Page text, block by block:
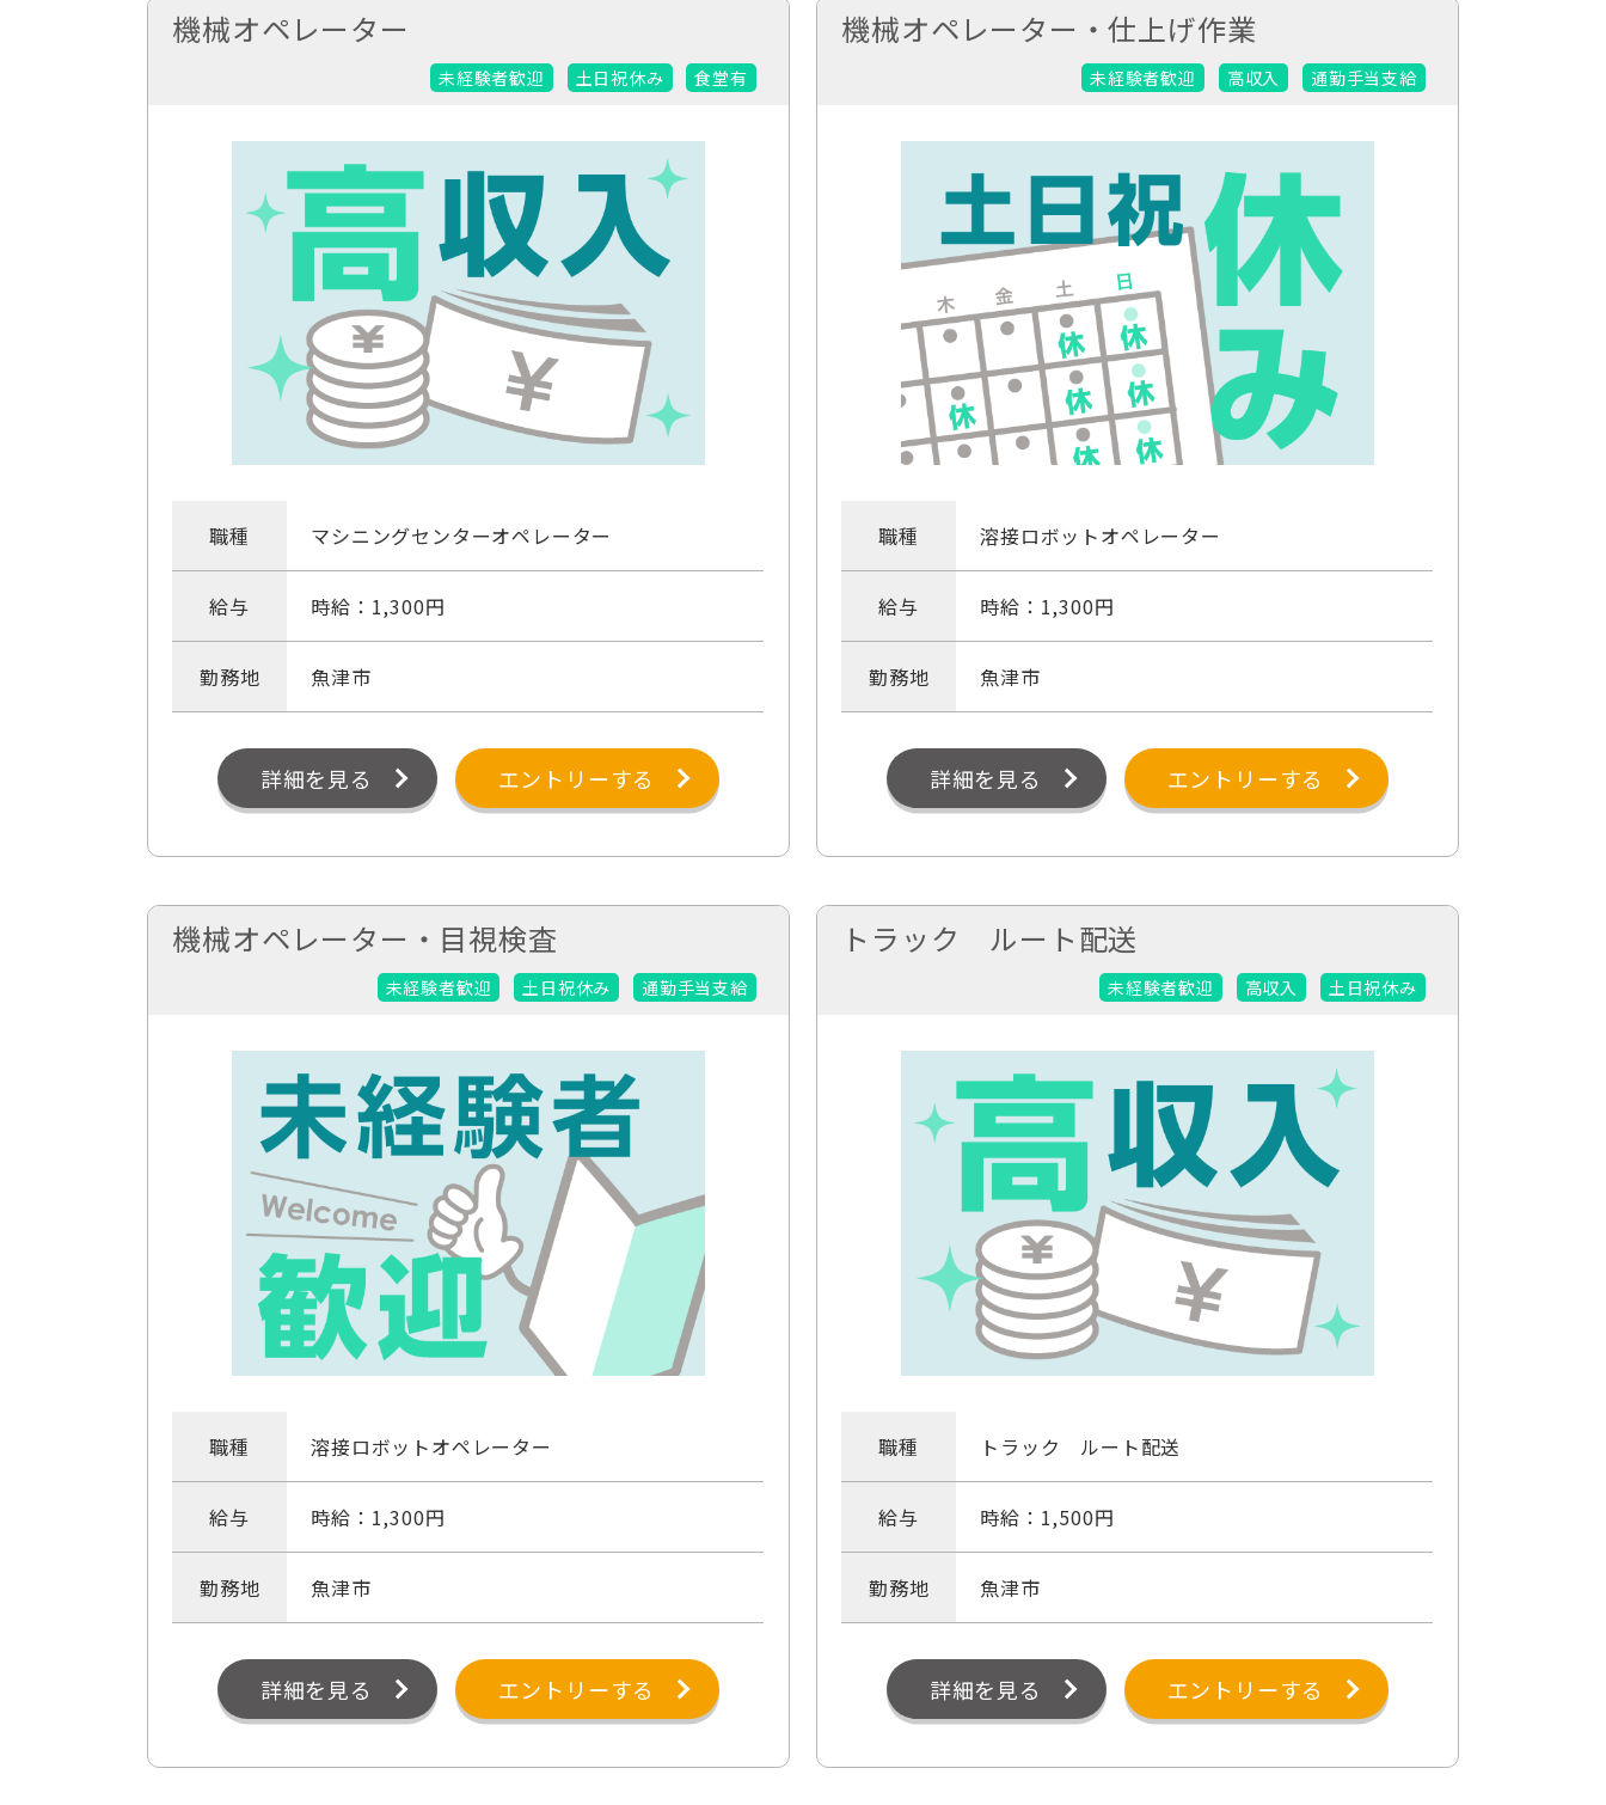
機械オペレーター
未経験者歓迎 土日祝休み 食堂有
職種 マシニングセンターオペレーター
給与 時給：1,300円
勤務地 魚津市
詳細を見る エントリーする
機械オペレーター・仕上げ作業
未経験者歓迎 高収入 通勤手当支給
職種 溶接ロボットオペレーター
給与 時給：1,300円
勤務地 魚津市
詳細を見る エントリーする
機械オペレーター・目視検査
未経験者歓迎 土日祝休み 通勤手当支給
職種 溶接ロボットオペレーター
給与 時給：1,300円
勤務地 魚津市
詳細を見る エントリーする
トラック ルート配送
未経験者歓迎 高収入 土日祝休み
職種 トラック ルート配送
給与 時給：1,500円
勤務地 魚津市
詳細を見る エントリーする